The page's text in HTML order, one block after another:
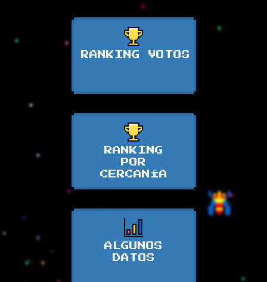
RANKING VOTOS
RANKING
POR
CERCANÍA
ALGUNOS
DATOS